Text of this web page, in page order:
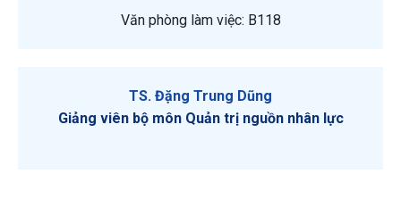
Văn phòng làm việc: B118
TS. Đặng Trung Dũng
Giảng viên bộ môn Quản trị nguồn nhân lực